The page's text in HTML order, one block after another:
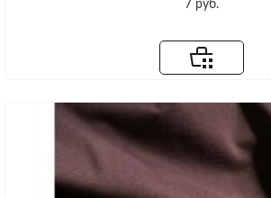
7 руб.